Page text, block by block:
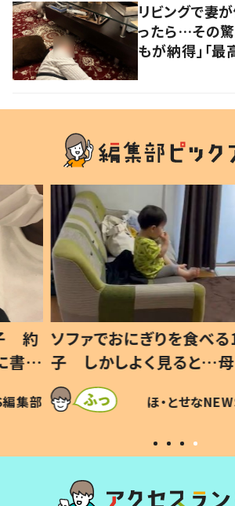
リビングで妻
ったら…その
もが納得」「最
歳息
？」
編集部
小1から不登校、息子は「
ッド」だった 父が“ウチ
作り続ける理由とは #令
#令和の子
SNSで話題 ほ・とせな